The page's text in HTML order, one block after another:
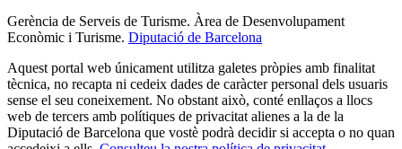
Gerència de Serveis de Turisme. Àrea de Desenvolupament
Econòmic i Turisme. Diputació de Barcelona
Aquest portal web únicament utilitza galetes pròpies amb finalitat
tècnica, no recapta ni cedeix dades de caràcter personal dels usuaris
sense el seu coneixement. No obstant això, conté enllaços a llocs
web de tercers amb polítiques de privacitat alienes a la de la
Diputació de Barcelona que vostè podrà decidir si accepta o no quan